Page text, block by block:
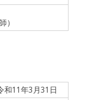
）
和11年3月31日